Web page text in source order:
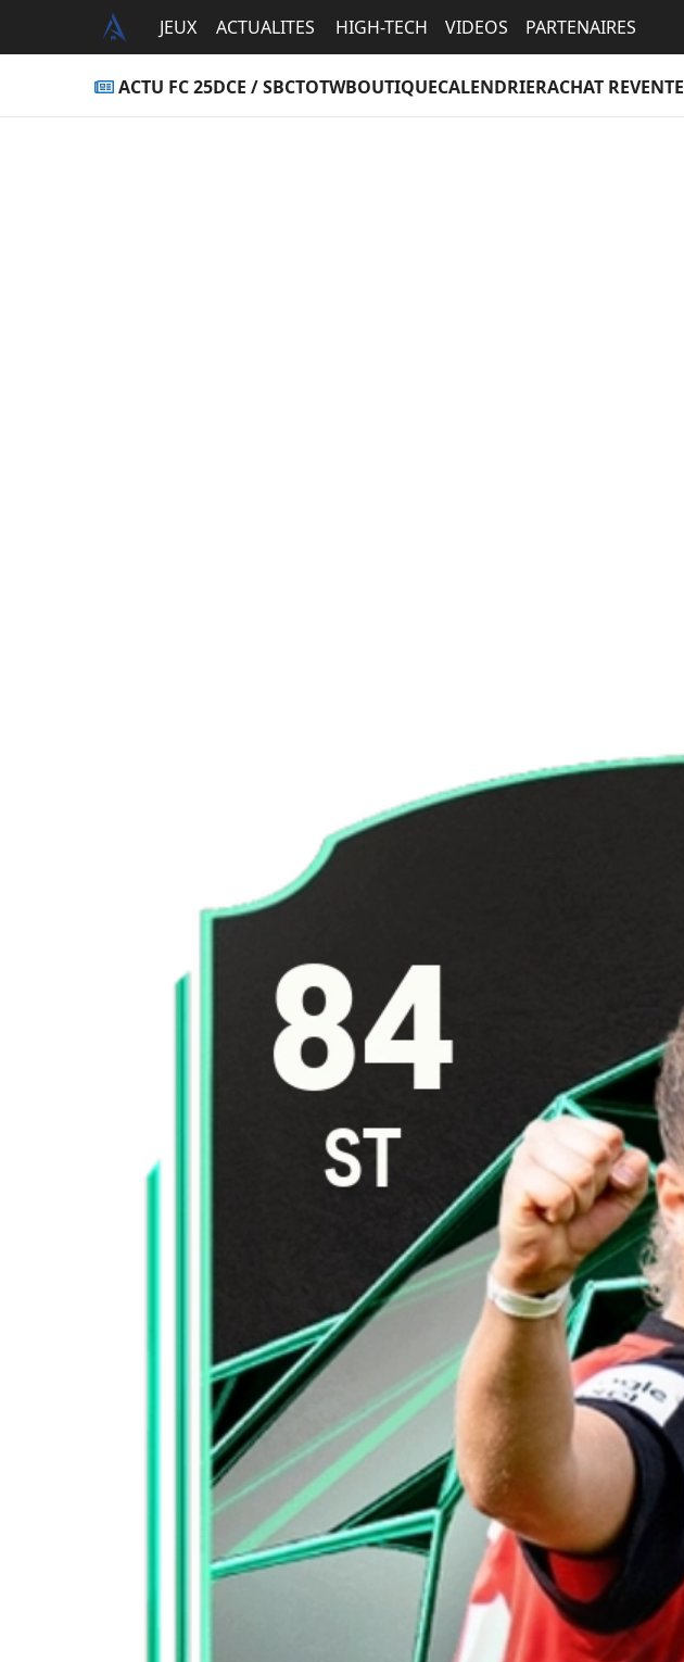
JEUX ACTUALITES HIGH-TECH VIDEOS PARTENAIRES
ACTU FC 25DCE / SBCTOTWBOUTIQUECALENDRIERACHAT REVENTE